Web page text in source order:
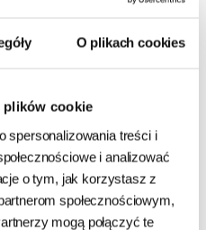
O plikach cookies
plików cookie
spersonalizowania treści i
i analizować
o tym, jak korzystasz z
społecznościowym,
mogą połączyć te
pracę wątroby
do wielkości i
kg masy ciała dziennie
preparat, który łączy w sobie
argininy i L-glutaminy.